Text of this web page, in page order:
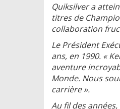
Quiksilver a
titres de
collaboration
Le Président
ans, en 1990. «
aventure
Monde. Nous
carrière ».
Au fil des